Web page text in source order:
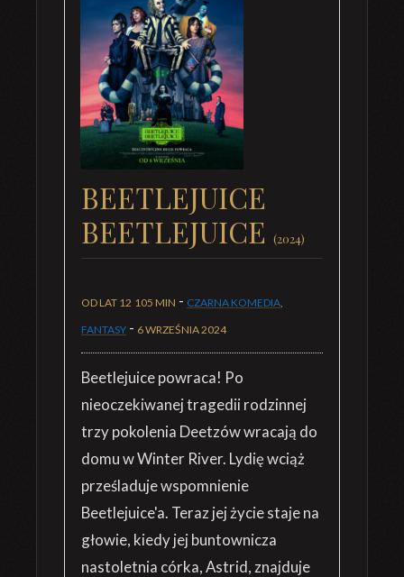
BEETLEJUICE
BEETLEJUICE (2024)
OD LAT 12 105 MIN - CZARNA KOMEDIA,
FANTASY - 6 WRZEŚNIA 2024
Beetlejuice powraca! Po
nieoczekiwanej tragedii rodzinnej
trzy pokolenia Deetzów wracają do
domu w Winter River. Lydię wciąż
prześladuje wspomnienie
Beetlejuice'a. Teraz jej życie staje na
głowie, kiedy jej buntownicza
nastoletnia córka, Astrid, znajduje